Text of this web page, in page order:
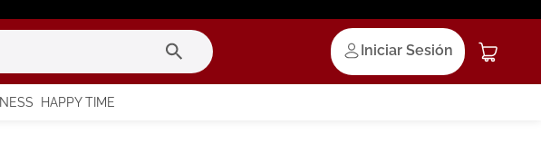
Iniciar Sesión
HAPPY TIME